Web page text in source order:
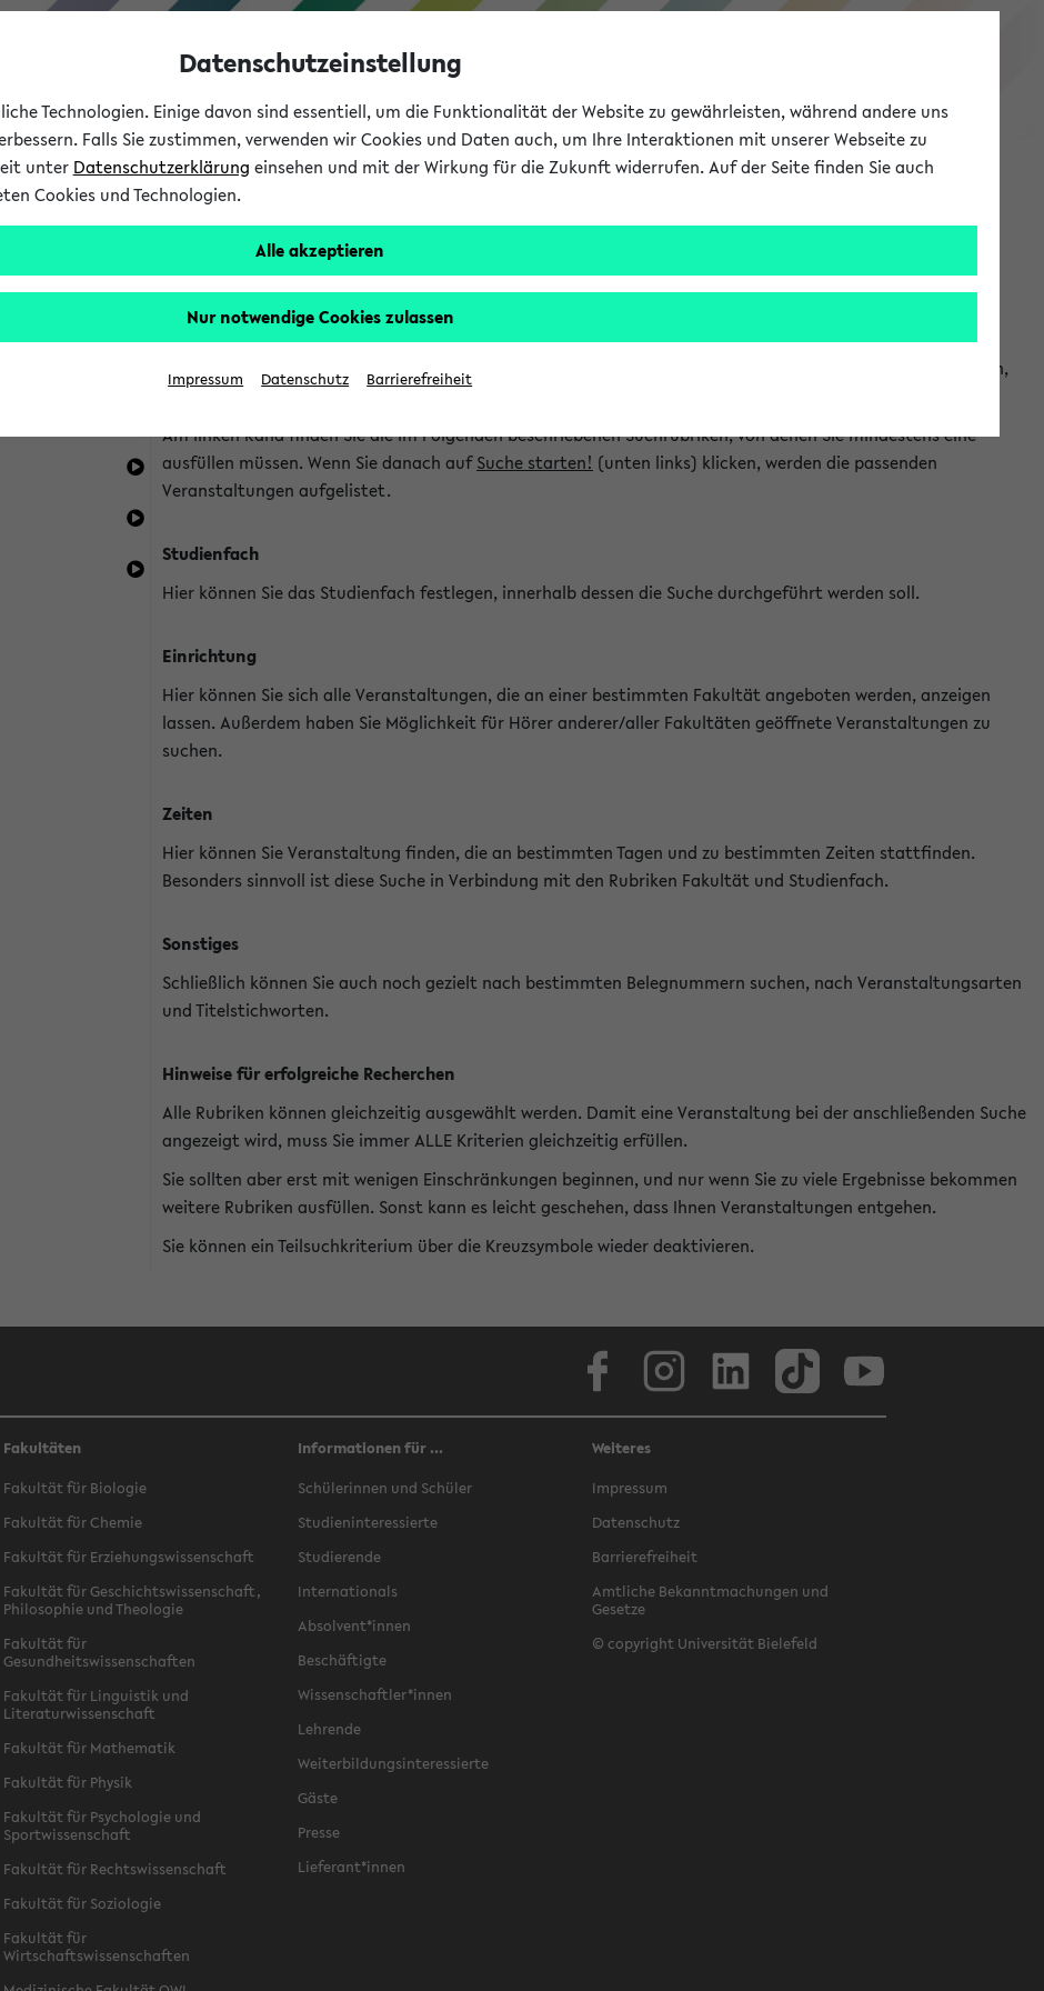
eKVV
Studium
im eKVV
Hinweise zur Kombisuche
Sie können das eKVV nach diversen Kriterien durchsuchen und so gezielt die Veranstaltungen heraussuchen,
die für Sie interessant sind.
Am linken Rand finden Sie die im Folgenden beschriebenen Suchrubriken, von denen Sie mindestens eine
ausfüllen müssen. Wenn Sie danach aufSuche starten! (unten links) klicken, werden die passenden
Veranstaltungen aufgelistet.
Studienfach
Hier können Sie das Studienfach festlegen, innerhalb dessen die Suche durchgeführt werden soll.
Einrichtung
Hier können Sie sich alle Veranstaltungen, die an einer bestimmten Fakultät angeboten werden, anzeigen
lassen. Außerdem haben Sie Möglichkeit für Hörer anderer/aller Fakultäten geöffnete Veranstaltungen zu
suchen.
Zeiten
Hier können Sie Veranstaltung finden, die an bestimmten Tagen und zu bestimmten Zeiten stattfinden.
Besonders sinnvoll ist diese Suche in Verbindung mit den Rubriken Fakultät und Studienfach.
Sonstiges
Schließlich können Sie auch noch gezielt nach bestimmten Belegnummern suchen, nach Veranstaltungsarten
und Titelstichworten.
Hinweise für erfolgreiche Recherchen
Alle Rubriken können gleichzeitig ausgewählt werden. Damit eine Veranstaltung bei der anschließenden Suche
angezeigt wird, muss Sie immer ALLE Kriterien gleichzeitig erfüllen.
Sie sollten aber erst mit wenigen Einschränkungen beginnen, und nur wenn Sie zu viele Ergebnisse bekommen
weitere Rubriken ausfüllen. Sonst kann es leicht geschehen, dass Ihnen Veranstaltungen entgehen.
Sie können ein Teilsuchkriterium über die Kreuzsymbole wieder deaktivieren.
Fakultäten
Fakultät für Biologie
Fakultät für Chemie
Fakultät für Erziehungswissenschaft
Fakultät für Geschichtswissenschaft,
Philosophie und Theologie
Fakultät für
Gesundheitswissenschaften
Fakultät für Linguistik und
Literaturwissenschaft
Fakultät für Mathematik
Fakultät für Physik
Fakultät für Psychologie und
Sportwissenschaft
Fakultät für Rechtswissenschaft
Fakultät für Soziologie
Fakultät für
Wirtschaftswissenschaften
Informationen für ...
Schülerinnen und Schüler
Studieninteressierte
Studierende
Internationals
Absolvent*innen
Beschäftigte
Wissenschaftler*innen
Lehrende
Weiterbildungsinteressierte
Gäste
Presse
Lieferant*innen
Weiteres
Impressum
Datenschutz
Barrierefreiheit
Amtliche Bekanntmachungen und
Gesetze
© copyright Universität Bielefeld
Datenschutzeinstellung
Technologien. Einige davon sind essentiell, um die Funktionalität der Website zu gewährleisten, während andere uns
Falls Sie zustimmen, verwenden wir Cookies und Daten auch, um Ihre Interaktionen mit unserer Webseite zu
unter Datenschutzerklärung einsehen und mit der Wirkung für die Zukunft widerrufen. Auf der Seite finden Sie auch
Cookies und Technologien.
Alle akzeptieren
Nur notwendige Cookies zulassen
Impressum Datenschutz Barrierefreiheit